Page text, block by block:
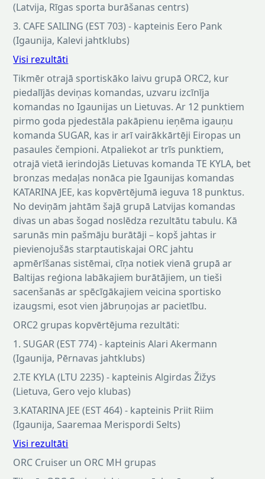
(Latvija, Rīgas sporta burāšanas centrs)
3. CAFE SAILING (EST 703) - kapteinis Eero Pank
(Igaunija, Kalevi jahtklubs)
Visi rezultāti
Tikmēr otrajā sportiskāko laivu grupā ORC2, kur
piedalījās deviņas komandas, uzvaru izcīnīja
komandas no Igaunijas un Lietuvas. Ar 12 punktiem
pirmo goda pjedestāla pakāpienu ieņēma igauņu
komanda SUGAR, kas ir arī vairākkārtēji Eiropas un
pasaules čempioni. Atpaliekot ar trīs punktiem,
otrajā vietā ierindojās Lietuvas komanda TE KYLA, bet
bronzas medaļas nonāca pie Igaunijas komandas
KATARINA JEE, kas kopvērtējumā ieguva 18 punktus.
No deviņām jahtām šajā grupā Latvijas komandas
divas un abas šogad noslēdza rezultātu tabulu. Kā
sarunās min pašmāju burātāji – kopš jahtas ir
pievienojušās starptautiskajai ORC jahtu
apmērīšanas sistēmai, cīņa notiek vienā grupā ar
Baltijas reģiona labākajiem burātājiem, un tieši
sacenšanās ar spēcīgākajiem veicina sportisko
izaugsmi, esot vien jābruņojas ar pacietību.
ORC2 grupas kopvērtējuma rezultāti:
1. SUGAR (EST 774) - kapteinis Alari Akermann
(Igaunija, Pērnavas jahtklubs)
2.TE KYLA (LTU 2235) - kapteinis Algirdas Žižys
(Lietuva, Gero vejo klubas)
3.KATARINA JEE (EST 464) - kapteinis Priit Riim
(Igaunija, Saaremaa Merispordi Selts)
Visi rezultāti
ORC Cruiser un ORC MH grupas